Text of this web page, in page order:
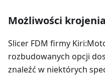
Możliwości
Slicer FDM firmy Kiri
rozbudowanych opcji
znaleźć w niektórych